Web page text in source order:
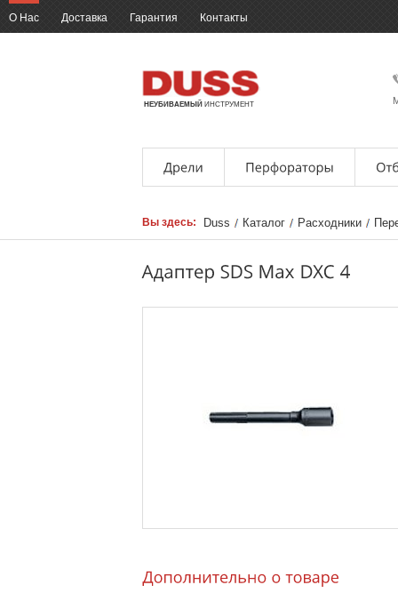
О Нас Доставка Гарантия Контакты
НЕУБИВАЕМЫЙ ИНСТРУМЕНТ
Вы здесь: Duss Каталог Расходники